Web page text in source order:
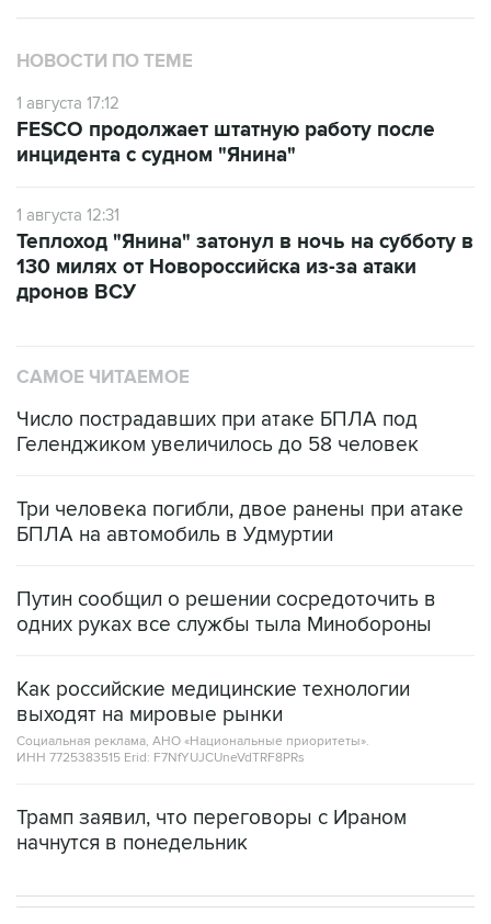
НОВОСТИ ПО ТЕМЕ
1 августа 17:12
FESCO продолжает штатную работу после
инцидента с судном "Янина"
1 августа 12:31
Теплоход "Янина" затонул в ночь на субботу в
130 милях от Новороссийска из-за атаки
дронов ВСУ
САМОЕ ЧИТАЕМОЕ
Число пострадавших при атаке БПЛА под
Геленджиком увеличилось до 58 человек
Три человека погибли, двое ранены при атаке
БПЛА на автомобиль в Удмуртии
Путин сообщил о решении сосредоточить в
одних руках все службы тыла Минобороны
Как российские медицинские технологии
выходят на мировые рынки
Социальная реклама, АНО «Национальные приоритеты».
ИНН 7725383515 Erid: F7NfYUJCUneVdTRF8PRs
Трамп заявил, что переговоры с Ираном
начнутся в понедельник